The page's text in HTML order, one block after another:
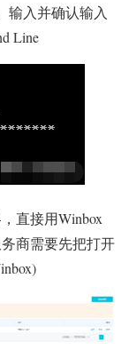
输入并确认输入
Line
直接用Winbox
商需要先把打开